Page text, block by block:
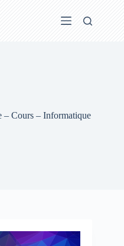
– Cours – Informatique